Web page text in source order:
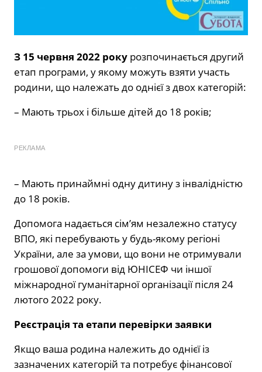
З 15 червня 2022 року розпочинається другий
етап програми, у якому можуть взяти участь
родини, що належать до однієї з двох категорій:
– Мають трьох і більше дітей до 18 років;
РЕКЛАМА
– Мають принаймні одну дитину з інвалідністю
до 18 років.
Допомога надається сім’ям незалежно статусу
ВПО, які перебувають у будь-якому регіоні
України, але за умови, що вони не отримували
грошової допомоги від ЮНІСЕФ чи іншої
міжнародної гуманітарної організації після 24
лютого 2022 року.
Реєстрація та етапи перевірки заявки
Якщо ваша родина належить до однієї із
зазначених категорій та потребує фінансової